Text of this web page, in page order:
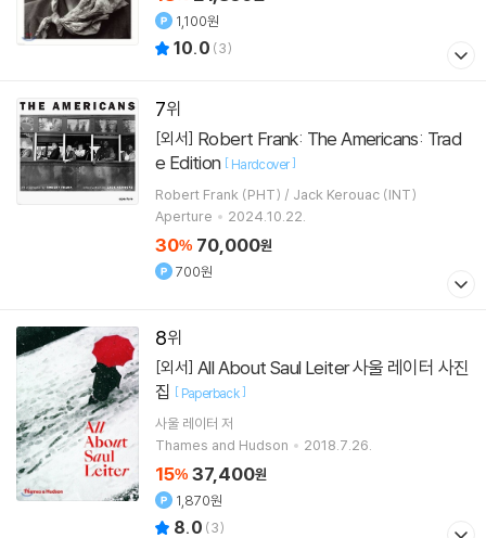
1,100원
10.0 (3)
7
[외서]
e Edition [ Hardcover]
Robert Frank (PHT) / Jack Kerouac (INT)
Aperture
2024.10.22.
30% 70,000원
700원
8
[외서]
집 [ Paperback]
사울 레이터 저
Thames and Hudson
2018.7.26.
15% 37,400원
1,870원
8.0 (3)